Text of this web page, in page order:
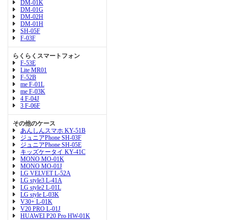
DM-01K
DM-01G
DM-02H
DM-01H
SH-05F
F-03F
らくらくスマートフォン
F-53E
Lite MR01
F-52B
me F-01L
me F-03K
4 F-04J
3 F-06F
その他のケース
あんしんスマホ KY-51B
ジュニアPhone SH-03F
ジュニアPhone SH-05E
キッズケータイ KY-41C
MONO MO-01K
MONO MO-01J
LG VELVET L-52A
LG style3 L-41A
LG style2 L-01L
LG style L-03K
V30+ L-01K
V20 PRO L-01J
HUAWEI P20 Pro HW-01K